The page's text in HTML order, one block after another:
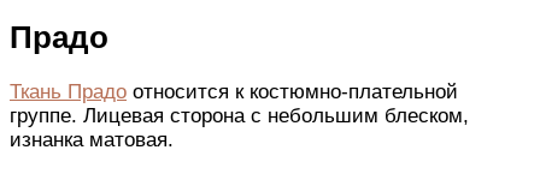
Прадо
Ткань Прадо относится к костюмно-плательной
группе. Лицевая сторона с небольшим блеском,
изнанка матовая.